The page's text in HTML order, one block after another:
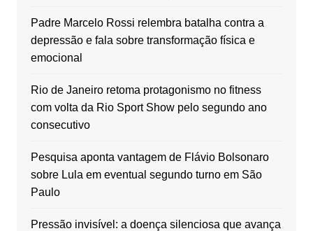
Padre Marcelo Rossi relembra batalha contra a
depressão e fala sobre transformação física e
emocional
Rio de Janeiro retoma protagonismo no fitness
com volta da Rio Sport Show pelo segundo ano
consecutivo
Pesquisa aponta vantagem de Flávio Bolsonaro
sobre Lula em eventual segundo turno em São
Paulo
Pressão invisível: a doença silenciosa que avança